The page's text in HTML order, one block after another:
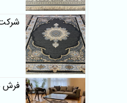
فرش